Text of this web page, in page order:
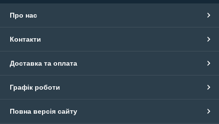
Про нас
Контакти
Доставка та оплата
Графік роботи
Повна версія сайту